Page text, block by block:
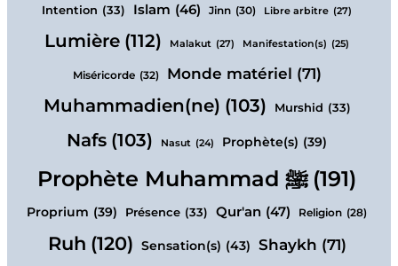
Intention (33) Islam (46) Jinn (30) Libre arbitre (27)
Lumière (112) Malakut (27) Manifestation(s) (25)
Miséricorde (32) Monde matériel (71)
Muhammadien(ne) (103) Murshid (33)
Nafs (103) Nasut (24) Prophète(s) (39)
Prophète Muhammad ﷺ (191)
Proprium (39) Présence (33) Qur'an (47) Religion (28)
Ruh (120) Sensation(s) (43) Shaykh (71)